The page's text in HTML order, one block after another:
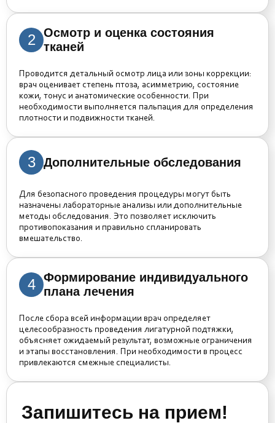
2
Осмотр и оценка состояния
тканей
Проводится детальный осмотр лица или зоны коррекции:
врач оценивает степень птоза, асимметрию, состояние
кожи, тонус и анатомические особенности. При
необходимости выполняется пальпация для определения
плотности и подвижности тканей.
3 Дополнительные обследования
Для безопасного проведения процедуры могут быть
назначены лабораторные анализы или дополнительные
методы обследования. Это позволяет исключить
противопоказания и правильно спланировать
вмешательство.
4
Формирование индивидуального
плана лечения
После сбора всей информации врач определяет
целесообразность проведения лигатурной подтяжки,
объясняет ожидаемый результат, возможные ограничения
и этапы восстановления. При необходимости в процесс
привлекаются смежные специалисты.
Запишитесь на прием!